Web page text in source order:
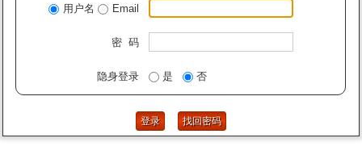
用户名 Email
密 码
隐身登录 是 否